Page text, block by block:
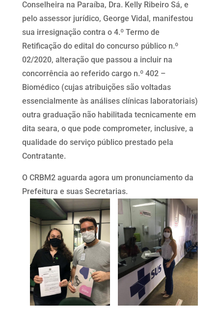
Conselheira na Paraíba, Dra. Kelly Ribeiro Sá, e
pelo assessor jurídico, George Vidal, manifestou
sua irresignação contra o 4.º Termo de
Retificação do edital do concurso público n.º
02/2020, alteração que passou a incluir na
concorrência ao referido cargo n.º 402 –
Biomédico (cujas atribuições são voltadas
essencialmente às análises clínicas laboratoriais)
outra graduação não habilitada tecnicamente em
dita seara, o que pode comprometer, inclusive, a
qualidade do serviço público prestado pela
Contratante.
O CRBM2 aguarda agora um pronunciamento da
Prefeitura e suas Secretarias.